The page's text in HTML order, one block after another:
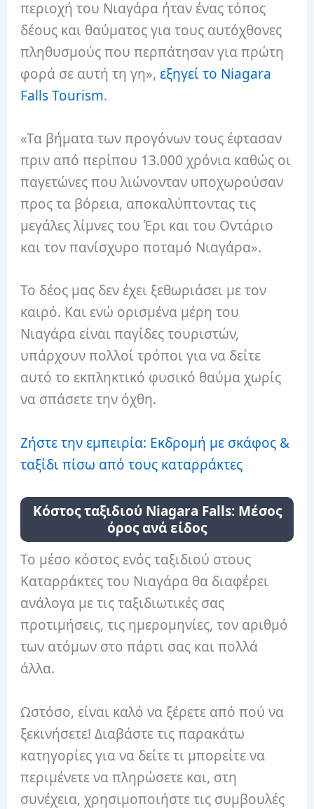
περιοχή του Νιαγάρα ήταν ένας τόπος
δέους και θαύματος για τους αυτόχθονες
πληθυσμούς που περπάτησαν για πρώτη
φορά σε αυτή τη γη»,εξηγεί το Niagara
Falls Tourism.
«Τα βήματα των προγόνων τους έφτασαν
πριν από περίπου 13.000 χρόνια καθώς οι
παγετώνες που λιώνονταν υποχωρούσαν
προς τα βόρεια, αποκαλύπτοντας τις
μεγάλες λίμνες του Έρι και του Οντάριο
και τον πανίσχυρο ποταμό Νιαγάρα».
Το δέος μας δεν έχει ξεθωριάσει με τον
καιρό. Και ενώ ορισμένα μέρη του
Νιαγάρα είναι παγίδες τουριστών,
υπάρχουν πολλοί τρόποι για να δείτε
αυτό το εκπληκτικό φυσικό θαύμα χωρίς
να σπάσετε την όχθη.
Ζήστε την εμπειρία: Εκδρομή με σκάφος &
ταξίδι πίσω από τους καταρράκτες
Κόστος ταξιδιού Niagara Falls: Μέσος
όρος ανά είδος
Το μέσο κόστος ενός ταξιδιού στους
Καταρράκτες του Νιαγάρα θα διαφέρει
ανάλογα με τις ταξιδιωτικές σας
προτιμήσεις, τις ημερομηνίες, τον αριθμό
των ατόμων στο πάρτι σας και πολλά
άλλα.
Ωστόσο, είναι καλό να ξέρετε από πού να
ξεκινήσετε! Διαβάστε τις παρακάτω
κατηγορίες για να δείτε τι μπορείτε να
περιμένετε να πληρώσετε και, στη
συνέχεια, χρησιμοποιήστε τις συμβουλές